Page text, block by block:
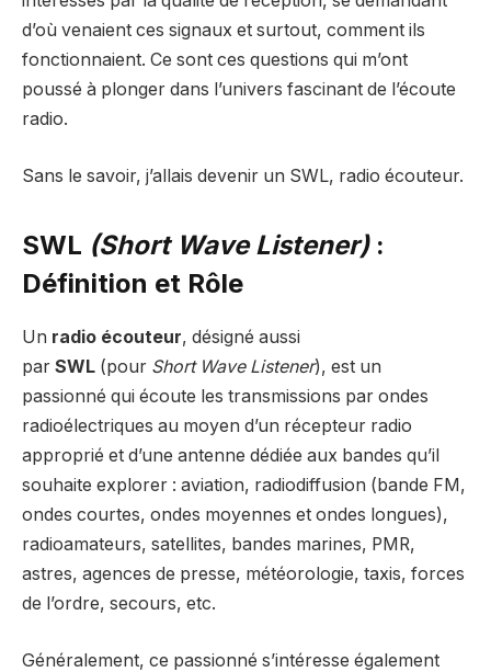
d’où venaient ces signaux et surtout, comment ils
fonctionnaient. Ce sont ces questions qui m’ont
poussé à plonger dans l’univers fascinant de l’écoute
radio.
Sans le savoir, j’allais devenir un SWL, radio écouteur.
SWL (Short Wave Listener):
Définition et Rôle
Un radio écouteur, désigné aussi
par SWL (pour Short Wave Listener), est un
passionné qui écoute les transmissions par ondes
radioélectriques au moyen d’un récepteur radio
approprié et d’une antenne dédiée aux bandes qu’il
souhaite explorer : aviation, radiodiffusion (bande FM,
ondes courtes, ondes moyennes et ondes longues),
radioamateurs, satellites, bandes marines, PMR,
astres, agences de presse, météorologie, taxis, forces
de l’ordre, secours, etc.
Généralement, ce passionné s’intéresse également